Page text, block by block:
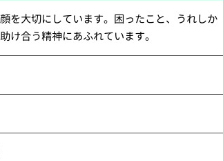
を大切にしています。困ったこと、うれしか
け合う精神にあふれています。